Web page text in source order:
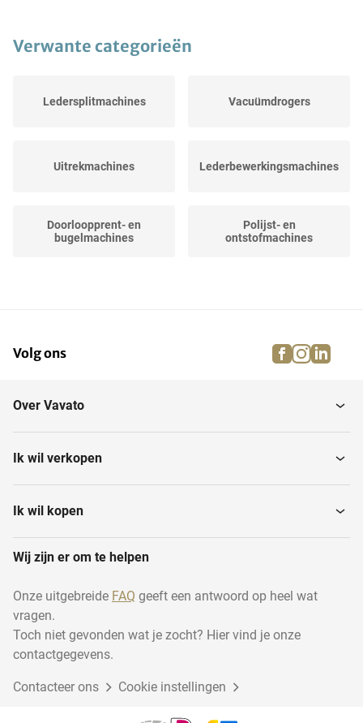
Verwante categorieën
Ledersplitmachines Vacuümdrogers
Uitrekmachines Lederbewerkingsmachines
Doorloopprent- en
bugelmachines
Polijst- en
ontstofmachines
Overige lederindustrie Afpersmachines
Ledersnijapparatuur
Scheermachines
Volg ons facebook
Over Vavato
Ik wil verkopen
Ik wil kopen
Wij zijn er om te helpen
Onze uitgebreide FAQ geeft een antwoord op heel wat
vragen.
Toch niet gevonden wat je zocht? Hier vind je onze
contactgegevens.
Contacteer ons Cookie instellingen